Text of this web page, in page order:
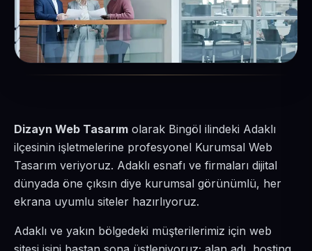
Dizayn Web Tasarım olarak Bingöl ilindeki Adaklı
ilçesinin işletmelerine profesyonel Kurumsal Web
Tasarım veriyoruz. Adaklı esnafı ve firmaları dijital
dünyada öne çıksın diye kurumsal görünümlü, her
ekrana uyumlu siteler hazırlıyoruz.
Adaklı ve yakın bölgedeki müşterilerimiz için web